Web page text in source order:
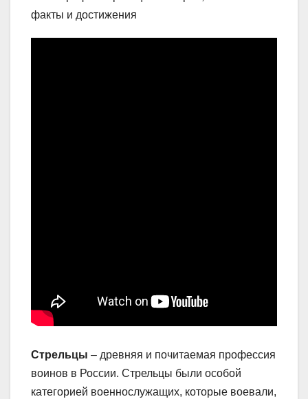
Стрельцы – древняя и почитаемая профессия
воинов в России. Стрельцы были особой
категорией военнослужащих, которые воевали,